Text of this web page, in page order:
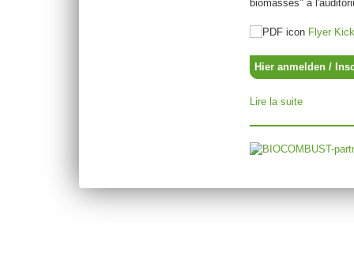
biomasses" à
Flyer
Hier anmelden /
Lire la suite